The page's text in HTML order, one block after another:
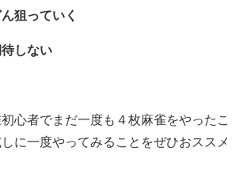
狙っていく
待しない
心者でまだ一度も４枚麻雀をやったこ
に一度やってみることをぜひおススメ